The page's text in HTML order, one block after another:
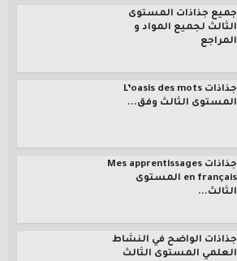
جميع جذاذات المستوى
الثالث لجميع المواد و
المراجع
جذاذات L’oasis des mots
المستوى الثالث وفق...
جذاذات Mes apprentissages
en français المستوى
الثالث...
جذاذات الواضح في النشاط
العلمي المستوى الثالث